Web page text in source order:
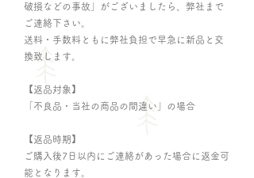
破損などの事故」
がございましたら、弊社まで
ご連絡下さい。
送料・手数料ともに弊社負担で早急に新品と交
換致します。
【返品対象】
「不良品・当社の商品の間違い」の場合
【返品時期】
ご購入後7日以内にご連絡があった場合に返金可
能となります。